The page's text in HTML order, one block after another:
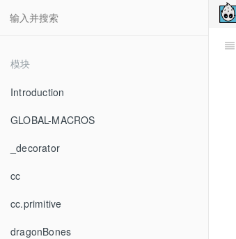
模块
Introduction
GLOBAL-MACROS
_decorator
cc
cc.primitive
dragonBones